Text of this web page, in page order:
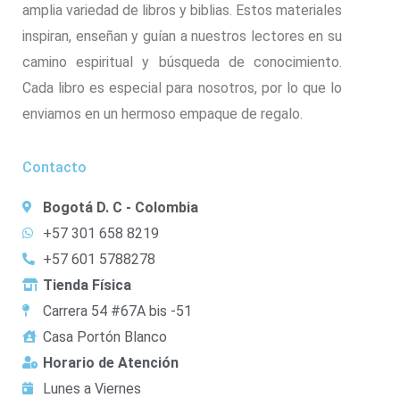
amplia variedad de libros y biblias. Estos materiales
inspiran, enseñan y guían a nuestros lectores en su
camino espiritual y búsqueda de conocimiento.
Cada libro es especial para nosotros, por lo que lo
enviamos en un hermoso empaque de regalo.
Contacto
Bogotá D. C - Colombia
+57 301 658 8219
+57 601 5788278
Tienda Física
Carrera 54 #67A bis -51
Casa Portón Blanco
Horario de Atención
Lunes a Viernes